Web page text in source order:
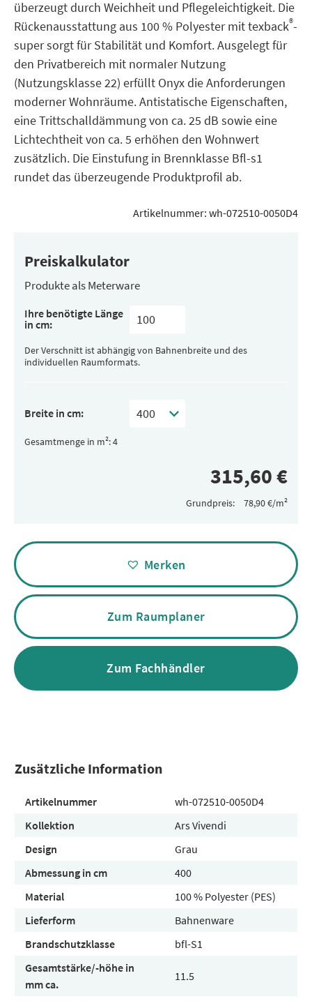
überzeugt durch Weichheit und Pflegeleichtigkeit. Die
Rückenausstattung aus 100 % Polyester mit texback®-
super sorgt für Stabilität und Komfort. Ausgelegt für
den Privatbereich mit normaler Nutzung
(Nutzungsklasse 22) erfüllt Onyx die Anforderungen
moderner Wohnräume. Antistatische Eigenschaften,
eine Trittschalldämmung von ca. 25 dB sowie eine
Lichtechtheit von ca. 5 erhöhen den Wohnwert
zusätzlich. Die Einstufung in Brennklasse Bfl-s1
rundet das überzeugende Produktprofil ab.
Artikelnummer: wh-072510-0050D4
Preiskalkulator
Produkte als Meterware
Ihre benötigte Länge
in cm:
Der Verschnitt ist abhängig von Bahnenbreite und des
individuellen Raumformats.
Breite in cm:
Gesamtmenge in m²:
Grundpreis:
Alternative:
Merken
Zum Raumplaner
Zum Fachhändler
Zusätzliche Information
Artikelnummer
wh-072510-0050D4
Kollektion
Ars Vivendi
Design
Grau
Abmessung in cm
400
Material
100 % Polyester (PES)
Lieferform
Bahnenware
Brandschutzklasse
bfl-S1
Gesamtstärke/-höhe in
mm ca.
11.5